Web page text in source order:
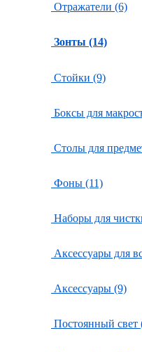
Отражатели (6)
Зонты (14)
Стойки (9)
Боксы для
Столы для
Фоны (11)
Наборы для
Аксессуары для
Аксессуары (9)
Постоянный свет